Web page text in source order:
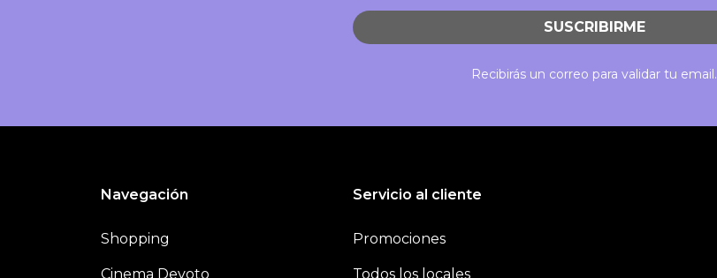
SUSCRIBIRME
Recibirás un correo para validar tu email.
Navegación
Shopping
Cinema Devoto
Servicio al cliente
Promociones
Todos los locales